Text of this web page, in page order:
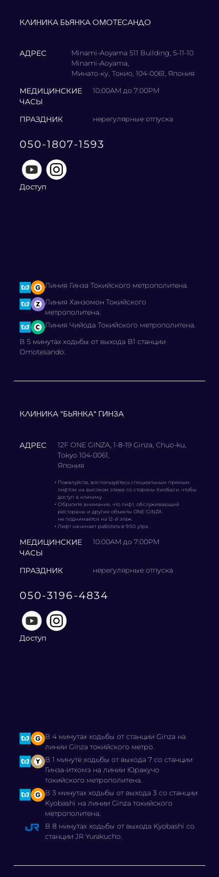
КЛИНИКА БЬЯНКА ОМОТЕСАНДО
АДРЕС
Minami-Aoyama 511 Building, 5-11-10
Minami-Aoyama,
Минато-ку, Токио, 104-0061, Япония
МЕДИЦИНСКИЕ
ЧАСЫ
10:00AM до 7:00PM
ПРАЗДНИК нерегулярные отпуска
050-1807-1593
Доступ
Линия Гинза Токийского метрополитена.
Линия Ханзомон Токийского
метрополитена.
Линия Чийода Токийского метрополитена.
В 5 минутах ходьбы от выхода B1 станции
Omotesando.
КЛИНИКА "БЬЯНКА" ГИНЗА
АДРЕС
12F ONE GINZA, 1-8-19 Ginza, Chuo-ku,
Tokyo 104-0061,
Япония
・ Пожалуйста, воспользуйтесь специальным прямым
лифтом на высоком этаже со стороны Киобаси, чтобы
доступ в клинику.
・ Обратите внимание, что лифт, обслуживающий
рестораны и другие объекты ONE GINZA
не поднимается на 12-й этаж.
・ Лифт начинает работать в 9:50 утра.
МЕДИЦИНСКИЕ
ЧАСЫ
10:00AM до 7:00PM
ПРАЗДНИК нерегулярные отпуска
050-3196-4834
Доступ
В 4 минутах ходьбы от станции Ginza на
линии Ginza токийского метро.
В 1 минуте ходьбы от выхода 7 со станции
Гинза-итхомэ на линии Юракучо
токийского метрополитена.
В 3 минутах ходьбы от выхода 3 со станции
Kyobashi на линии Ginza токийского
метрополитена.
В 8 минутах ходьбы от выхода Kyobashi со
станции JR Yurakucho.